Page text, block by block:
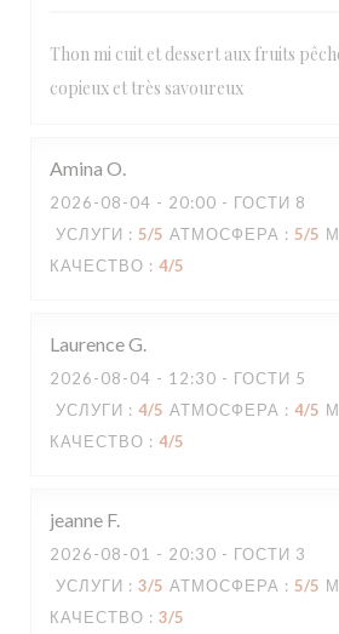
Thon mi cuit et dessert aux fruits
copieux et très savoureux
Amina O
2026-08-04 - 20:00 - ГОСТИ 8
УСЛУГИ : 5/5 АТМОСФЕРА : 5/5
КАЧЕСТВО : 4/5
LaurenceG
2026-08-04 - 12:30 - ГОСТИ 5
УСЛУГИ : 4/5 АТМОСФЕРА : 4/5
КАЧЕСТВО : 4/5
jeanne F
2026-08-01 - 20:30 - ГОСТИ 3
УСЛУГИ : 3/5 АТМОСФЕРА : 5/5
КАЧЕСТВО : 3/5